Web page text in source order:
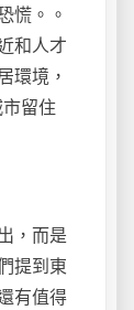
慌。。
和人才
環境，
留住
，而是
提到東
有值得